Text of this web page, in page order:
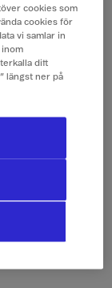
cookies som
cookies för
vi samlar in
inom
ditt
längst ner på